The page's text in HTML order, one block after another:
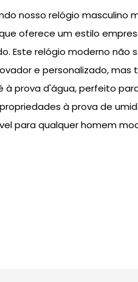
nosso relógio masculino
oferece um estilo
Este relógio moderno não
e personalizado,
à prova d'água, perfeito
à prova de
para qualquer homem